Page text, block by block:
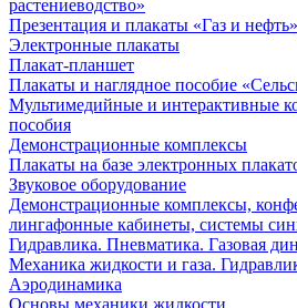
растениеводство»
Презентация и плакаты «Газ и нефть»
Электронные плакаты
Плакат-планшет
Плакаты и наглядное пособие
Мультимедийные и интерактивные
пособия
Демонстрационные комплексы
Плакаты на базе электронных
Звуковое оборудование
Демонстрационные комплексы,
лингафонные кабинеты, системы
Гидравлика. Пневматика. Газовая
Механика жидкости и газа.
Аэродинамика
Основы механики жидкости